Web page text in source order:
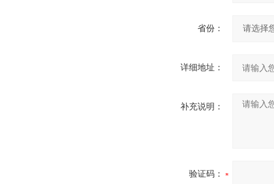
省份：
详细地址：
补充说明：
验证码：